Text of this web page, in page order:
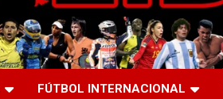
FÚTBOL INTERNACIONAL